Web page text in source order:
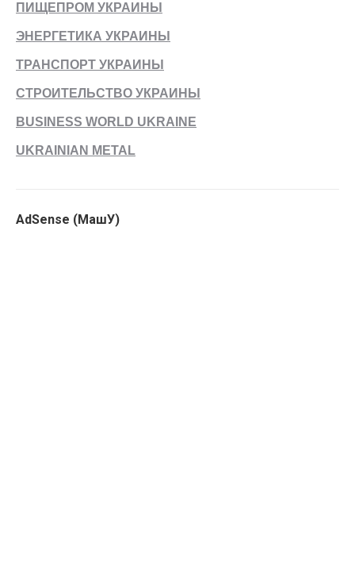
ПИЩЕПРОМ УКРАИНЫ
ЭНЕРГЕТИКА УКРАИНЫ
ТРАНСПОРТ УКРАИНЫ
СТРОИТЕЛЬСТВО УКРАИНЫ
BUSINESS WORLD UKRAINE
UKRAINIAN METAL
AdSense (МашУ)